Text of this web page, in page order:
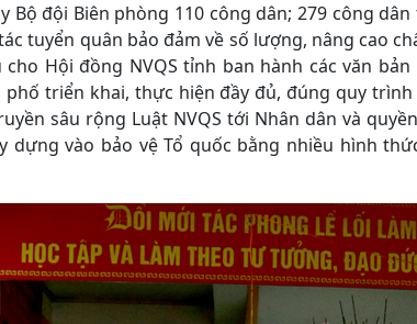
Bộ đội Biên phòng 110 công dân; 279 công
tuyển quân bảo đảm về số lượng, nâng cao
Hội đồng NVQS tỉnh ban hành các văn bản
triển khai, thực hiện đầy đủ, đúng quy
sâu rộng Luật NVQS tới Nhân dân và
dựng vào bảo vệ Tổ quốc bằng nhiều hình